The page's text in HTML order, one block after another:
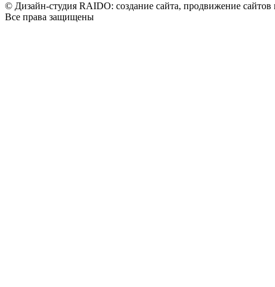
© Дизайн-студия RAIDO: создание сайта, продвижение сайтов
Все права защищены